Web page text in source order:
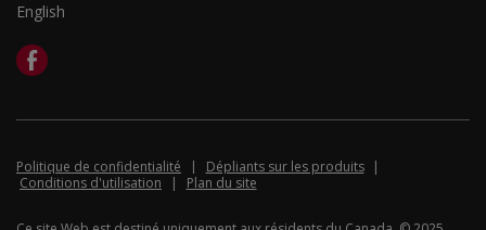
English
Politique de confidentialité
Dépliants sur les produits
Conditions d'utilisation
Plan du site